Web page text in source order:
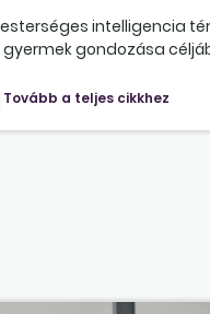
intelligencia
gyermek gondozása
Tovább a teljes cikkhez